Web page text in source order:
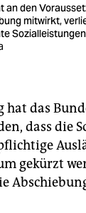
an den
mitwirkt,
Sozialleistungen
hat das
dass die
gekürzt